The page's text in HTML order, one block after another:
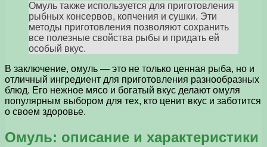
Омуль также используется для приготовления
рыбных консервов, копчения и сушки. Эти
методы приготовления позволяют сохранить
все полезные свойства рыбы и придать ей
особый вкус.
В заключение, омуль — это не только ценная рыба, но и
отличный ингредиент для приготовления разнообразных
блюд. Его нежное мясо и богатый вкус делают омуля
популярным выбором для тех, кто ценит вкус и заботится
о своем здоровье.
Омуль: описание и характеристики